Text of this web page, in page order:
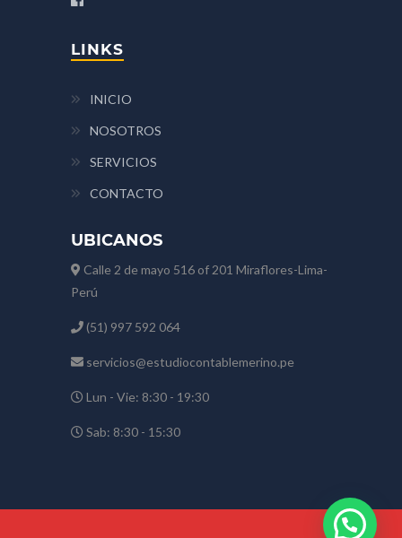
LINKS
INICIO
NOSOTROS
SERVICIOS
CONTACTO
UBICANOS
Calle 2 de mayo 516 of 201 Miraflores-Lima-
Perú
(51) 997 592 064
servicios@estudiocontablemerino.pe
Lun - Vie: 8:30 - 19:30
Sab: 8:30 - 15:30